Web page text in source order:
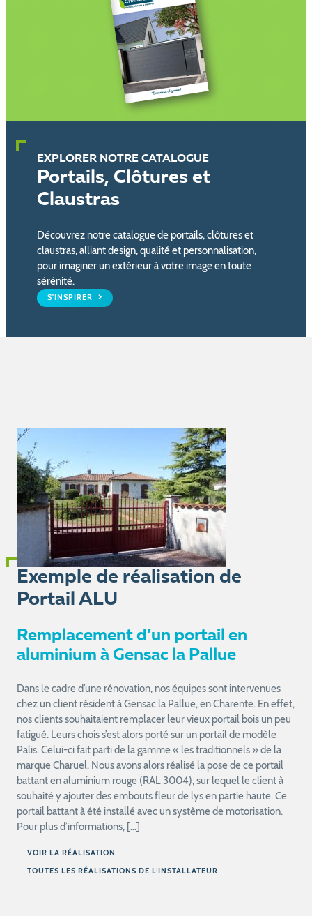
EXPLORER NOTRE CATALOGUE
Portails, Clôtures et
Claustras
Découvrez notre catalogue de portails, clôtures et
claustras, alliant design, qualité et personnalisation,
pour imaginer un extérieur à votre image en toute
sérénité.
S'INSPIRER
Exemple de réalisation de
Portail ALU
Remplacement d’un portail en
aluminium à Gensac la Pallue
Dans le cadre d’une rénovation, nos équipes sont intervenues
chez un client résident à Gensac la Pallue, en Charente. En effet,
nos clients souhaitaient remplacer leur vieux portail bois un peu
fatigué. Leurs chois s’est alors porté sur un portail de modèle
Palis. Celui-ci fait parti de la gamme « les traditionnels » de la
marque Charuel. Nous avons alors réalisé la pose de ce portail
battant en aluminium rouge (RAL 3004), sur lequel le client à
souhaité y ajouter des embouts fleur de lys en partie haute. Ce
portail battant à été installé avec un système de motorisation.
Pour plus d’informations, […]
VOIR LA RÉALISATION
TOUTES LES RÉALISATIONS DE L’INSTALLATEUR